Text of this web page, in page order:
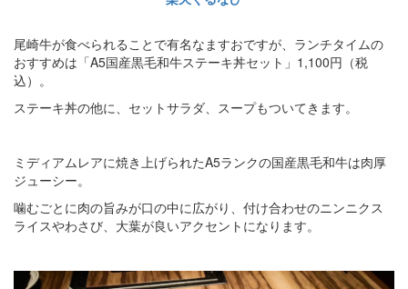
尾崎牛が食べられることで有名なますおですが、ランチタイムの
おすすめは「A5国産黒毛和牛ステーキ丼セット」1,100円（税
込）。
ステーキ丼の他に、セットサラダ、スープもついてきます。
ミディアムレアに焼き上げられたA5ランクの国産黒毛和牛は肉厚
ジューシー。
噛むごとに肉の旨みが口の中に広がり、付け合わせのニンニクス
ライスやわさび、大葉が良いアクセントになります。